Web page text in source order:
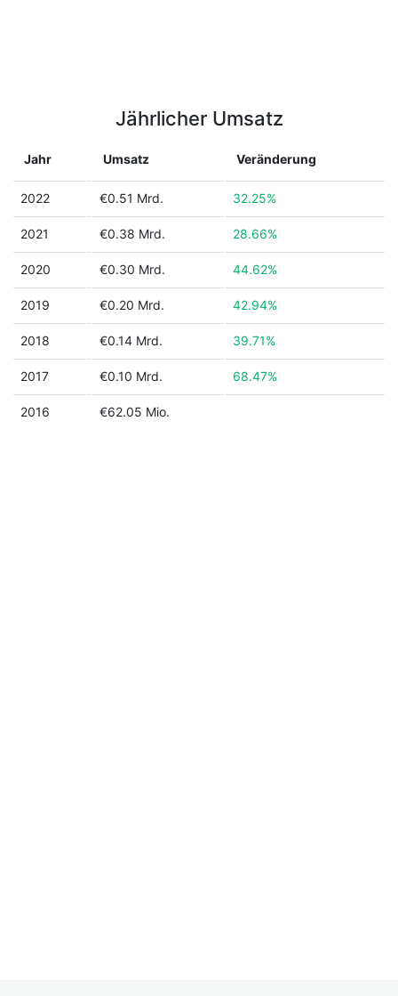
Jährlicher Umsatz
Jahr Umsatz Veränderung
2022 €0.51 Mrd. 32.25%
2021 €0.38 Mrd. 28.66%
2020 €0.30 Mrd. 44.62%
2019 €0.20 Mrd. 42.94%
2018 €0.14 Mrd. 39.71%
2017 €0.10 Mrd. 68.47%
2016 €62.05 Mio.